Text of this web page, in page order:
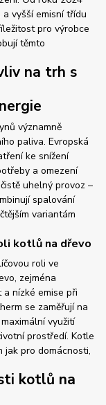
vyšší emisní třídu
pro výrobce
těmto
na trh s
významně
paliva. Evropská
ke snížení
a omezení
uhelný provoz –
spalování
variantám
kotlů na dřevo
roli ve
zejména
nízké emise při
se zaměřují na
využití
prostředí. Kotle
jak pro domácnosti,
kotlů na